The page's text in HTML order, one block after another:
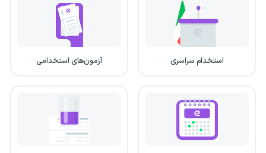
استخدام سراسری آزمون‌های استخدامی